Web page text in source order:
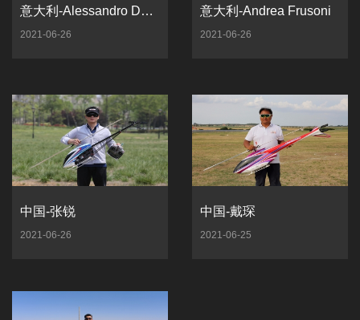
意大利-Alessandro Del Lungo
2021-06-26
意大利-Andrea Frusoni
2021-06-26
中国-张锐
2021-06-26
中国-戴琛
2021-06-25